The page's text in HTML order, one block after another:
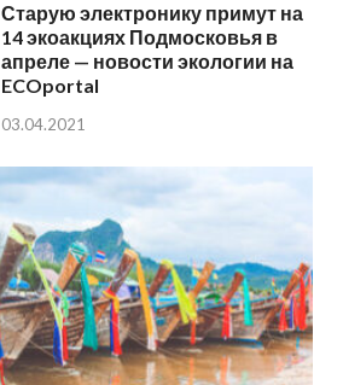
Старую электронику примут на
14 экоакциях Подмосковья в
апреле — новости экологии на
ECOportal
03.04.2021